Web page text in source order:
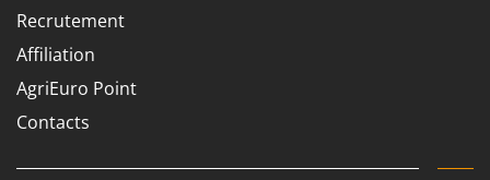
Recrutement
Affiliation
AgriEuro Point
Contacts